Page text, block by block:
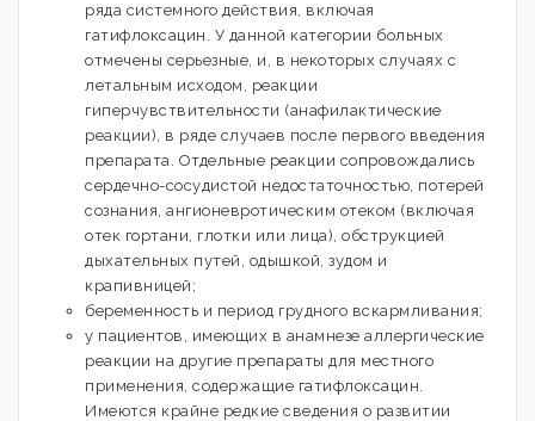
ряда системного действия, включая
гатифлоксацин. У данной категории больных
отмечены серьезные, и, в некоторых случаях с
летальным исходом, реакции
гиперчувствительности (анафилактические
реакции), в ряде случаев после первого введения
препарата. Отдельные реакции сопровождались
сердечно-сосудистой недостаточностью, потерей
сознания, ангионевротическим отеком (включая
отек гортани, глотки или лица), обструкцией
дыхательных путей, одышкой, зудом и
крапивницей;
беременность и период грудного вскармливания;
у пациентов, имеющих в анамнезе аллергические
реакции на другие препараты для местного
применения, содержащие гатифлоксацин.
Имеются крайне редкие сведения о развитии